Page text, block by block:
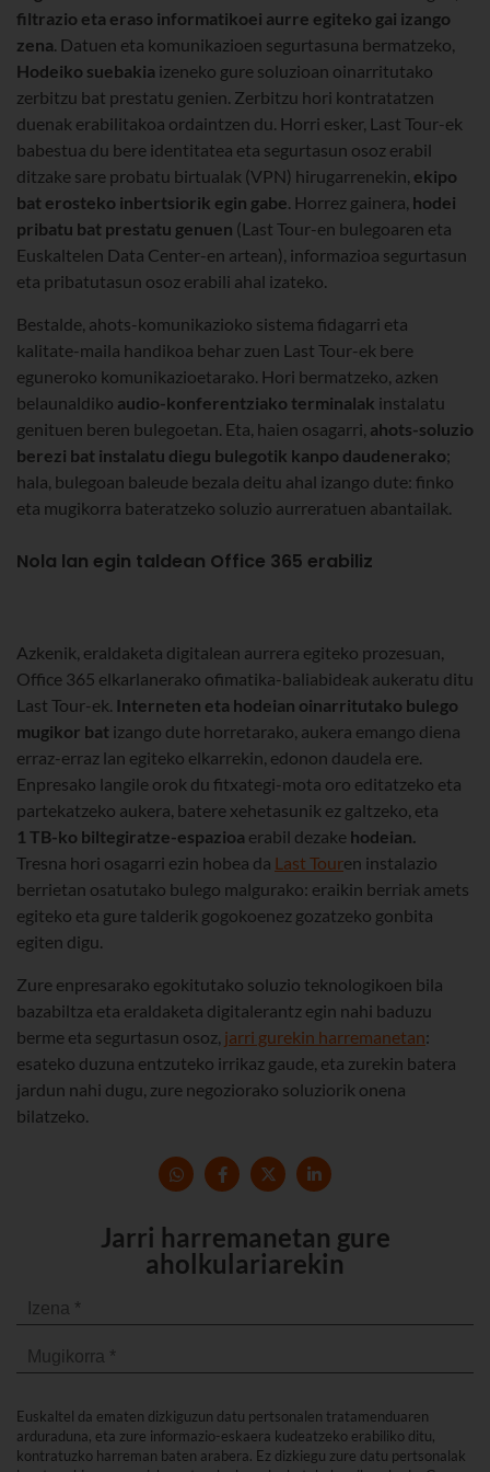
filtrazio eta eraso informatikoei aurre egiteko gai izango
zena. Datuen eta komunikazioen segurtasuna bermatzeko,
Hodeiko suebakia izeneko gure soluzioan oinarritutako
zerbitzu bat prestatu genien. Zerbitzu hori kontratatzen
duenak erabilitakoa ordaintzen du. Horri esker, Last Tour-ek
babestua du bere identitatea eta segurtasun osoz erabil
ditzake sare probatu birtualak (VPN) hirugarrenekin, ekipo
bat erosteko inbertsiorik egin gabe. Horrez gainera, hodei
pribatu bat prestatu genuen (Last Tour-en bulegoaren eta
Euskaltelen Data Center-en artean), informazioa segurtasun
eta pribatutasun osoz erabili ahal izateko.
Bestalde, ahots-komunikazioko sistema fidagarri eta
kalitate-maila handikoa behar zuen Last Tour-ek bere
eguneroko komunikazioetarako. Hori bermatzeko, azken
belaunaldiko audio-konferentziako terminalak instalatu
genituen beren bulegoetan. Eta, haien osagarri, ahots-soluzio
berezi bat instalatu diegu bulegotik kanpo daudenerako;
hala, bulegoan baleude bezala deitu ahal izango dute: finko
eta mugikorra bateratzeko soluzio aurreratuen abantailak.
Nola lan egin taldean Office 365 erabiliz
Azkenik, eraldaketa digitalean aurrera egiteko prozesuan,
Office 365 elkarlanerako ofimatika-baliabideak aukeratu ditu
Last Tour-ek. Interneten eta hodeian oinarritutako bulego
mugikor bat izango dute horretarako, aukera emango diena
erraz-erraz lan egiteko elkarrekin, edonon daudela ere.
Enpresako langile orok du fitxategi-mota oro editatzeko eta
partekatzeko aukera, batere xehetasunik ez galtzeko, eta
1 TB-ko biltegiratze-espazioa erabil dezake hodeian.
Tresna hori osagarri ezin hobea da Last Touren instalazio
berrietan osatutako bulego malgurako: eraikin berriak amets
egiteko eta gure talderik gogokoenez gozatzeko gonbita
egiten digu.
Zure enpresarako egokitutako soluzio teknologikoen bila
bazabiltza eta eraldaketa digitalerantz egin nahi baduzu
berme eta segurtasun osoz, jarri gurekin harremanetan:
esateko duzuna entzuteko irrikaz gaude, eta zurekin batera
jardun nahi dugu, zure negoziorako soluziorik onena
bilatzeko.
Jarri harremanetan gure
aholkulariarekin
Euskaltel da ematen dizkiguzun datu pertsonalen tratamenduaren
arduraduna, eta zure informazio-eskaera kudeatzeko erabiliko ditu,
kontratuzko harreman baten arabera. Ez dizkiegu zure datu pertsonalak